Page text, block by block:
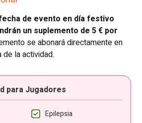
de evento en día festivo
un suplemento de 5 € por
se abonará directamente en
la actividad.
para Jugadores
Epilepsia